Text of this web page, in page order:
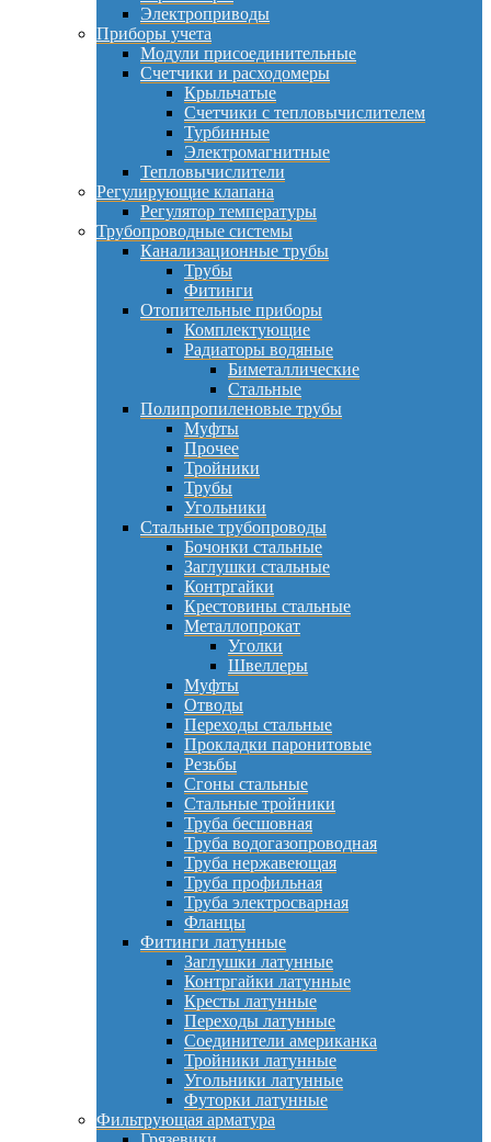
Электроприводы
Приборы учета
Модули присоединительные
Счетчики и расходомеры
Крыльчатые
Счетчики с тепловычислителем
Турбинные
Электромагнитные
Тепловычислители
Регулирующие клапана
Регулятор температуры
Трубопроводные системы
Канализационные трубы
Трубы
Фитинги
Отопительные приборы
Комплектующие
Радиаторы водяные
Биметаллические
Стальные
Полипропиленовые трубы
Муфты
Прочее
Тройники
Трубы
Угольники
Стальные трубопроводы
Бочонки стальные
Заглушки стальные
Контргайки
Крестовины стальные
Металлопрокат
Уголки
Швеллеры
Муфты
Отводы
Переходы стальные
Прокладки паронитовые
Резьбы
Сгоны стальные
Стальные тройники
Труба бесшовная
Труба водогазопроводная
Труба нержавеющая
Труба профильная
Труба электросварная
Фланцы
Фитинги латунные
Заглушки латунные
Контргайки латунные
Кресты латунные
Переходы латунные
Соединители американка
Тройники латунные
Угольники латунные
Футорки латунные
Фильтрующая арматура